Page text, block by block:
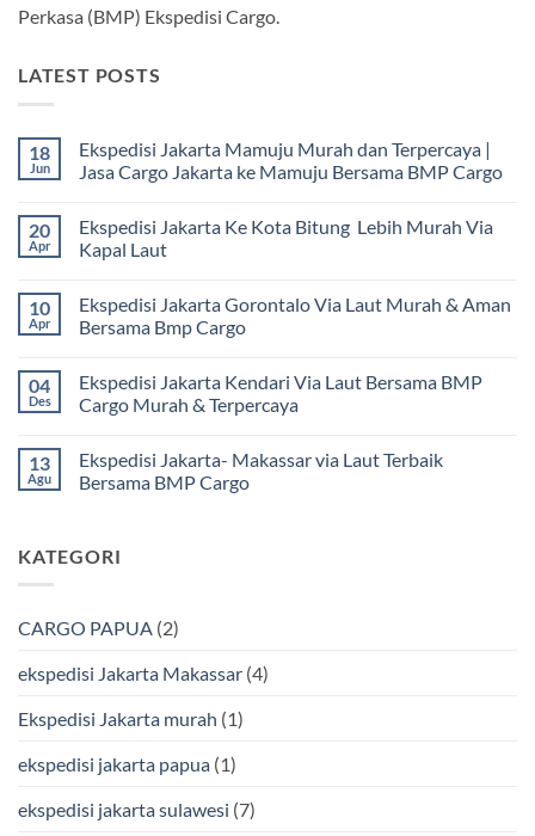
Perkasa (BMP) Ekspedisi Cargo.
LATEST POSTS
18
Jun
Ekspedisi Jakarta Mamuju Murah dan Terpercaya |
Jasa Cargo Jakarta ke Mamuju Bersama BMP Cargo
komentar
pada
Ekspedisi
Murah
dan
Terpercaya
Cargo
Jakarta
ke
BMP
Cargo
20
Apr
Ekspedisi Jakarta Ke Kota Bitung Lebih Murah Via
Kapal Laut
komentar
pada
Ekspedisi
Kota
Bitung
Lebih
Kapal
Laut
10
Apr
Ekspedisi Jakarta Gorontalo Via Laut Murah & Aman
Bersama Bmp Cargo
komentar
pada
Ekspedisi
Via
Laut
Murah
Bmp
Cargo
04
Des
Ekspedisi Jakarta Kendari Via Laut Bersama BMP
Cargo Murah & Terpercaya
komentar
pada
Ekspedisi
Laut
Bersama
&
13
Agu
Ekspedisi Jakarta- Makassar via Laut Terbaik
Bersama BMP Cargo
pada
Ekspedisi
Laut
BMP
KATEGORI
CARGO PAPUA (2)
ekspedisi Jakarta Makassar (4)
Ekspedisi Jakarta murah (1)
ekspedisi jakarta papua (1)
ekspedisi jakarta sulawesi (7)